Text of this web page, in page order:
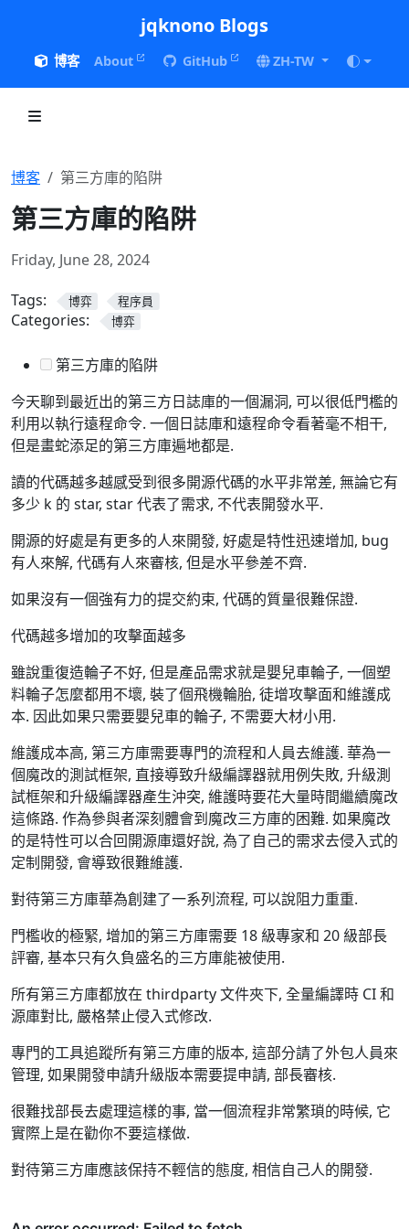
jqknono Blogs
博客 About GitHub ZH-TW
博客 第三方庫的陷阱
第三方庫的陷阱
Friday, June 28, 2024
Tags:
博弈 程序員
Categories: 博弈
第三方庫的陷阱
今天聊到最近出的第三方日誌庫的一個漏洞, 可以很低門檻的
利用以執行遠程命令. 一個日誌庫和遠程命令看著毫不相干,
但是畫蛇添足的第三方庫遍地都是.
讀的代碼越多越感受到很多開源代碼的水平非常差, 無論它有
多少 k 的 star, star 代表了需求, 不代表開發水平.
開源的好處是有更多的人來開發, 好處是特性迅速增加, bug
有人來解, 代碼有人來審核, 但是水平參差不齊.
如果沒有一個強有力的提交約束, 代碼的質量很難保證.
代碼越多增加的攻擊面越多
雖說重復造輪子不好, 但是產品需求就是嬰兒車輪子, 一個塑
料輪子怎麼都用不壞, 裝了個飛機輪胎, 徒增攻擊面和維護成
本. 因此如果只需要嬰兒車的輪子, 不需要大材小用.
維護成本高, 第三方庫需要專門的流程和人員去維護. 華為一
個魔改的測試框架, 直接導致升級編譯器就用例失敗, 升級測
試框架和升級編譯器產生沖突, 維護時要花大量時間繼續魔改
這條路. 作為參與者深刻體會到魔改三方庫的困難. 如果魔改
的是特性可以合回開源庫還好說, 為了自己的需求去侵入式的
定制開發, 會導致很難維護.
對待第三方庫華為創建了一系列流程, 可以說阻力重重.
門檻收的極緊, 增加的第三方庫需要 18 級專家和 20 級部長
評審, 基本只有久負盛名的三方庫能被使用.
所有第三方庫都放在 thirdparty 文件夾下, 全量編譯時 CI 和
源庫對比, 嚴格禁止侵入式修改.
專門的工具追蹤所有第三方庫的版本, 這部分請了外包人員來
管理, 如果開發申請升級版本需要提申請, 部長審核.
很難找部長去處理這樣的事, 當一個流程非常繁瑣的時候, 它
實際上是在勸你不要這樣做.
對待第三方庫應該保持不輕信的態度, 相信自己人的開發.